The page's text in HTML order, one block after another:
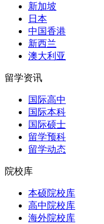
新加坡
日本
中国香港
新西兰
澳大利亚
留学资讯
国际高中
国际本科
国际硕士
留学预科
留学动态
院校库
本硕院校库
高中院校库
海外院校库